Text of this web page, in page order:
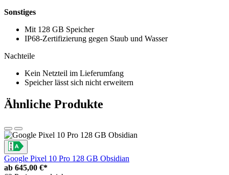
Sonstiges
Mit 128 GB Speicher
IP68-Zertifizierung gegen Staub und Wasser
Nachteile
Kein Netzteil im Lieferumfang
Speicher lässt sich nicht erweitern
Ähnliche Produkte
Google Pixel 10 Pro 128 GB Obsidian
ab 645,00 €*